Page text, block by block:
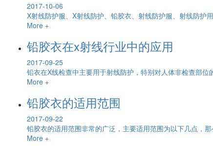
2017-10-06
X射线防护服、X射线防护、铅胶衣、射线防护服、射线防护
More +
铅胶衣在x射线行业中的应用
2017-09-25
铅衣在X线检查中主要用于射线防护，特别对人体非检查部
More +
铅胶衣的适用范围
2017-09-22
铅胶衣的适用范围非常的广泛，主要适用范围为以下几点
More +